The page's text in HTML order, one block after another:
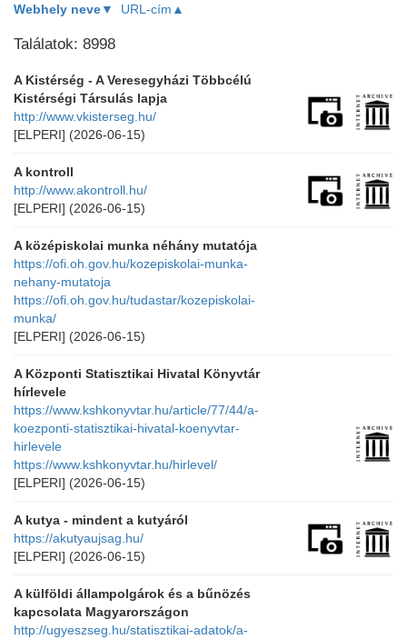
Webhely neve▼ URL-cím▲
Találatok: 8998
A Kistérség - A Veresegyházi Többcélú
Kistérségi Társulás lapja
http://www.vkisterseg.hu/
[ELPERI] (2026-06-15)
A kontroll
http://www.akontroll.hu/
[ELPERI] (2026-06-15)
A középiskolai munka néhány mutatója
https://ofi.oh.gov.hu/kozepiskolai-munka-
nehany-mutatoja
https://ofi.oh.gov.hu/tudastar/kozepiskolai-
munka/
[ELPERI] (2026-06-15)
A Központi Statisztikai Hivatal Könyvtár
hírlevele
https://www.kshkonyvtar.hu/article/77/44/a-
koezponti-statisztikai-hivatal-koenyvtar-
hirlevele
https://www.kshkonyvtar.hu/hirlevel/
[ELPERI] (2026-06-15)
A kutya - mindent a kutyáról
https://akutyaujsag.hu/
[ELPERI] (2026-06-15)
A külföldi állampolgárok és a bűnözés
kapcsolata Magyarországon
http://ugyeszseg.hu/statisztikai-adatok/a-